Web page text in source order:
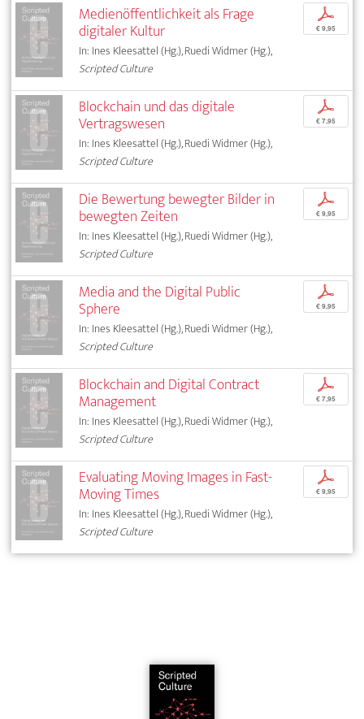
Medienöffentlichkeit als Frage
digitaler Kultur
In: Ines Kleesattel (Hg.), Ruedi Widmer (Hg.),
Scripted Culture
p
€ 9,95
Blockchain und das digitale
Vertragswesen
In: Ines Kleesattel (Hg.), Ruedi Widmer (Hg.),
Scripted Culture
p
€ 7,95
Die Bewertung bewegter Bilder in
bewegten Zeiten
In: Ines Kleesattel (Hg.), Ruedi Widmer (Hg.),
Scripted Culture
p
€ 9,95
Media and the Digital Public
Sphere
In: Ines Kleesattel (Hg.), Ruedi Widmer (Hg.),
Scripted Culture
p
€ 9,95
Blockchain and Digital Contract
Management
In: Ines Kleesattel (Hg.), Ruedi Widmer (Hg.),
Scripted Culture
p
€ 7,95
Evaluating Moving Images in Fast-
Moving Times
In: Ines Kleesattel (Hg.), Ruedi Widmer (Hg.),
Scripted Culture
p
€ 9,95